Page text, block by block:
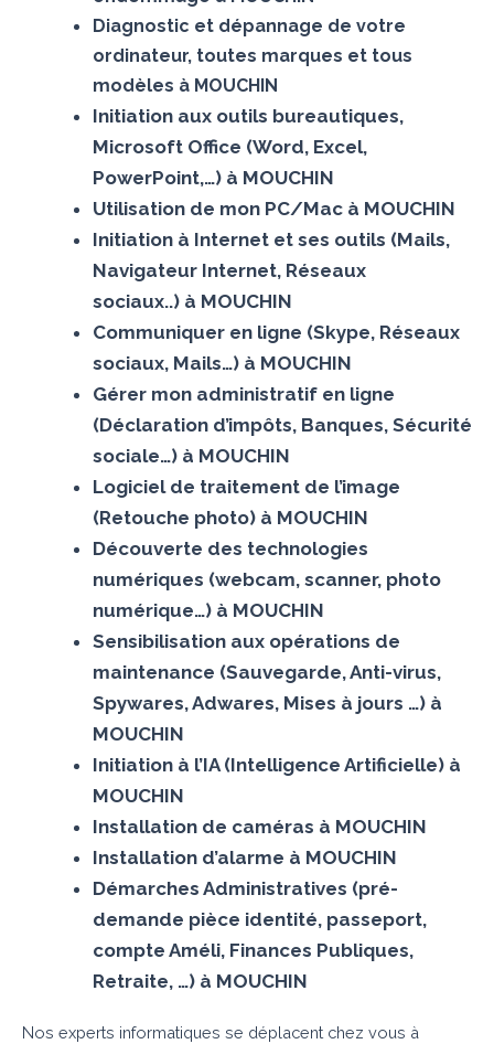
Diagnostic et dépannage de votre
ordinateur, toutes marques et tous
modèles à MOUCHIN
Initiation aux outils bureautiques,
Microsoft Office (Word, Excel,
PowerPoint,…) à MOUCHIN
Utilisation de mon PC/Mac à MOUCHIN
Initiation à Internet et ses outils (Mails,
Navigateur Internet, Réseaux
sociaux..) à MOUCHIN
Communiquer en ligne (Skype, Réseaux
sociaux, Mails…) à MOUCHIN
Gérer mon administratif en ligne
(Déclaration d’impôts, Banques, Sécurité
sociale…) à MOUCHIN
Logiciel de traitement de l’image
(Retouche photo) à MOUCHIN
Découverte des technologies
numériques (webcam, scanner, photo
numérique…) à MOUCHIN
Sensibilisation aux opérations de
maintenance (Sauvegarde, Anti-virus,
Spywares, Adwares, Mises à jours …) à
MOUCHIN
Initiation à l’IA (Intelligence Artificielle) à
MOUCHIN
Installation de caméras à MOUCHIN
Installation d’alarme à MOUCHIN
Démarches Administratives (pré-
demande pièce identité, passeport,
compte Améli, Finances Publiques,
Retraite, …) à MOUCHIN
Nos experts informatiques se déplacent chez vous à